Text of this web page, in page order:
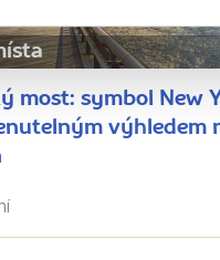
most: symbol New
výhledem